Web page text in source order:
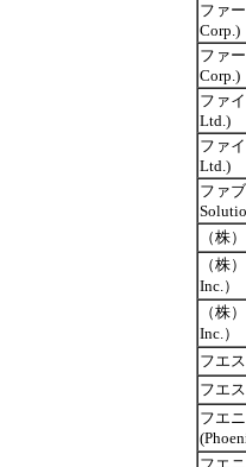
ファ
Corp.)
ファ
Corp.)
ファ
Ltd.)
ファ
Ltd.)
ファ
（株
（株
Inc.）
（株
Inc.）
フエ
フエ
フエ